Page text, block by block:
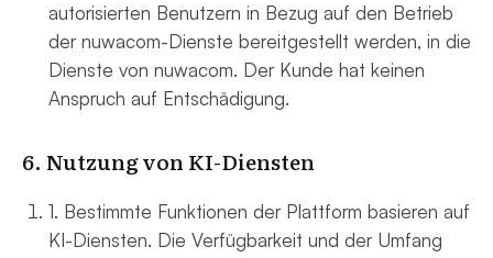
autorisierten Benutzern in Bezug auf den Betrieb
der nuwacom-Dienste bereitgestellt werden, in die
Dienste von nuwacom. Der Kunde hat keinen
Anspruch auf Entschädigung.
6. Nutzung von KI-Diensten
1. Bestimmte Funktionen der Plattform basieren auf
KI-Diensten. Die Verfügbarkeit und der Umfang